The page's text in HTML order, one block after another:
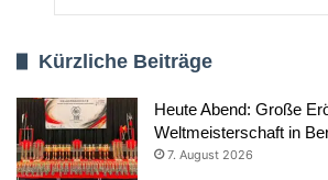
Kürzliche Beiträge
Heute Abend: Große
Weltmeisterschaft in
7. August 2026